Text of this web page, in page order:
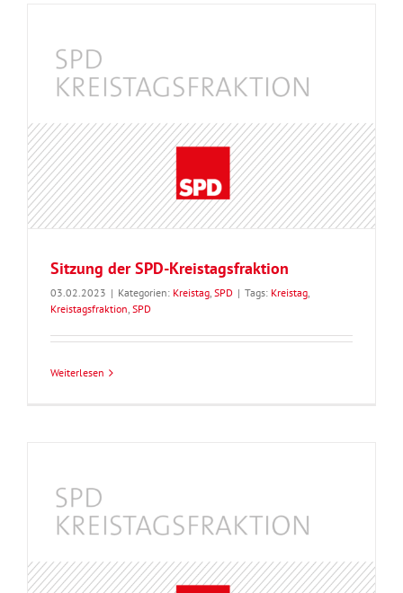
Sitzung der SPD-Kreistagsfraktion
03.02.2023 | Kategorien: Kreistag, SPD | Tags: Kreistag,
Kreistagsfraktion, SPD
Weiterlesen